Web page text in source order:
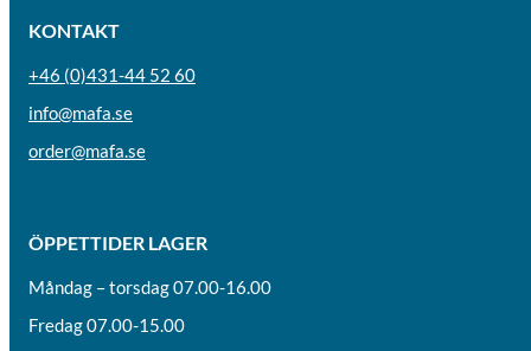
KONTAKT
+46 (0)431-44 52 60
info@mafa.se
order@mafa.se
ÖPPETTIDER LAGER
Måndag – torsdag 07.00-16.00
Fredag 07.00-15.00